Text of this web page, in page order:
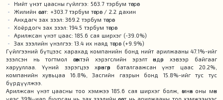
Нийт үнэт цаасны гүйлгээ: 563.7 тэрбум төгрөг
Жилийн өсөлт: +303.7 тэрбум төгрөг / 2.2 дахин
Анхдагч зах зээл: 369.2 тэрбум төгрөг
Хоёрдогч зах зээл: 194.5 тэрбум төгрөг
Арилжсан үнэт цаас: 185.6 сая ширхэг (-39.0%)
Зах зээлийн үнэлгээ: 13.4 их наяд төгрөг (+9.9%)
Гүйлгээний бүтцээс харахад компанийн бонд нийт арилжааны 47.1%-ийг
эзэлсэн нь тогтмол өгөөжтэй хэрэгслийн эрэлт өндөр хэвээр байгааг
харууллаа. Үүний зэрэгцээ хөрөнгөөр баталгаажсан үнэт цаас 20.2%,
компанийн хувьцаа 16.8%, Засгийн газрын бонд 15.8%-ийг тус тус
бүрдүүлжээ.
Арилжсан үнэт цаасны тоо хэмжээ 185.6 сая ширхэг болж, өмнөх оны мөн